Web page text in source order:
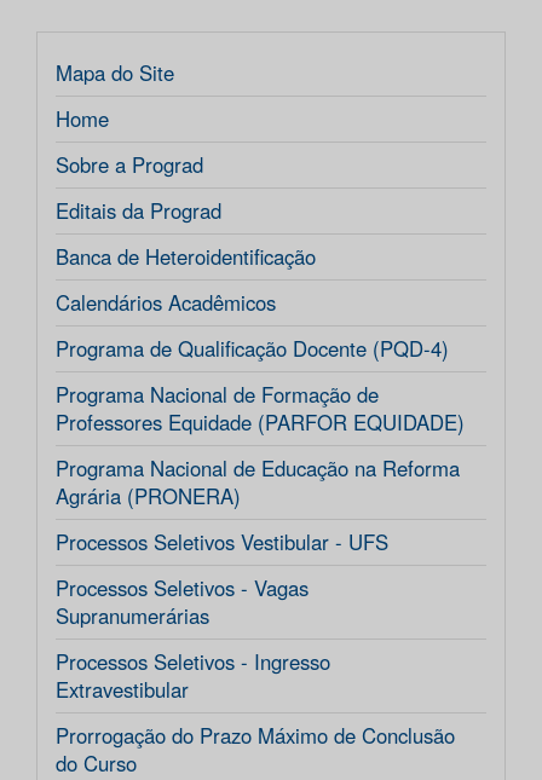
Mapa do Site
Home
Sobre a Prograd
Editais da Prograd
Banca de Heteroidentificação
Calendários Acadêmicos
Programa de Qualificação Docente (PQD-4)
Programa Nacional de Formação de
Professores Equidade (PARFOR EQUIDADE)
Programa Nacional de Educação na Reforma
Agrária (PRONERA)
Processos Seletivos Vestibular - UFS
Processos Seletivos - Vagas
Supranumerárias
Processos Seletivos - Ingresso
Extravestibular
Prorrogação do Prazo Máximo de Conclusão
do Curso